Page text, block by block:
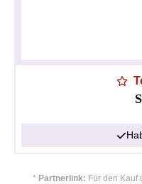
* Partnerlink: Für den Kauf